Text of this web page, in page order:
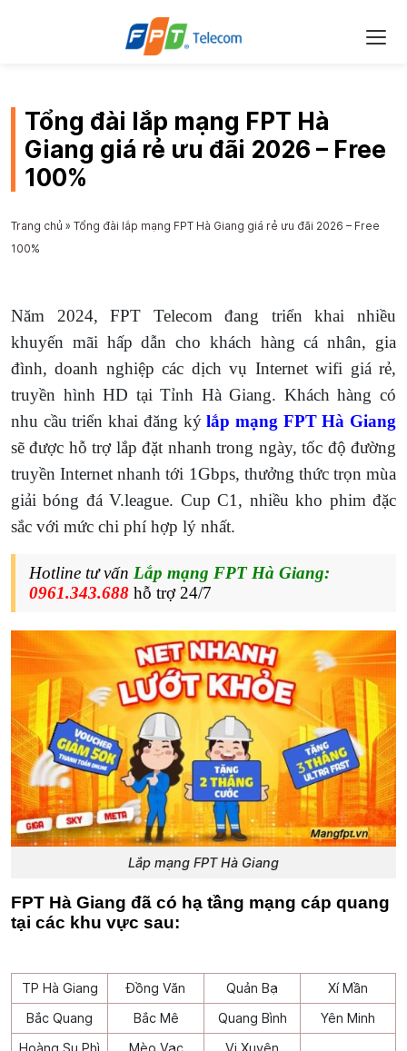
Tổng đài lắp mạng FPT Hà
Giang giá rẻ ưu đãi 2026 – Free
100%
Trang chủ » Tổng đài lắp mạng FPT Hà Giang giá rẻ ưu đãi 2026 – Free
100%
Năm 2024, FPT Telecom đang triển khai nhiều
khuyến mãi hấp dẫn cho khách hàng cá nhân, gia
đình, doanh nghiệp các dịch vụ Internet wifi giá rẻ,
truyền hình HD tại Tỉnh Hà Giang. Khách hàng có
nhu cầu triển khai đăng kýlắp mạng FPT Hà Giang
sẽ được hỗ trợ lắp đặt nhanh trong ngày, tốc độ đường
truyền Internet nhanh tới 1Gbps, thưởng thức trọn mùa
giải bóng đá V.league. Cup C1, nhiều kho phim đặc
sắc với mức chi phí hợp lý nhất.
Hotline tư vấn Lắp mạng FPT Hà Giang:
0961.343.688 hỗ trợ 24/7
Lắp mạng FPT Hà Giang
FPT Hà Giang đã có hạ tầng mạng cáp quang
tại các khu vực sau:
TP Hà Giang Đồng Văn Quản Bạ
Xí Mần
Bắc Quang
Bắc Mê Quang Bình
Yên Minh
Hoàng Su Phì
Mèo Vạc Vị Xuyên